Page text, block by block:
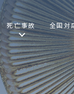
死亡事故 全国対